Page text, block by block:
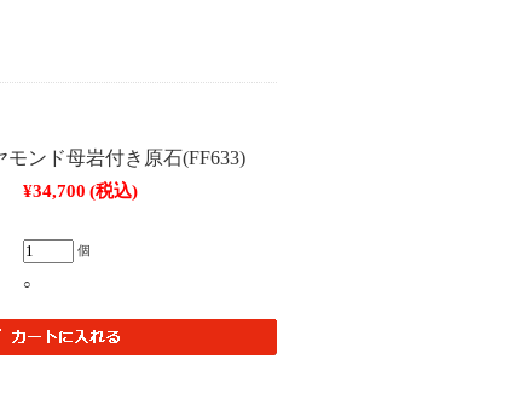
ンド母岩付き原石(FF633)
¥34,700 (税込)
個
○